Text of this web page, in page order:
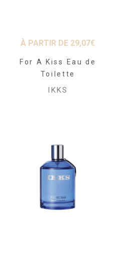
À PARTIR DE 29,07€
For A Kiss Eau de
Toilette
IKKS